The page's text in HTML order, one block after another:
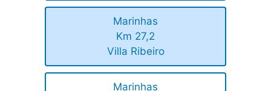
Marinhas
Km 27,2
Villa Ribeiro
Marinhas